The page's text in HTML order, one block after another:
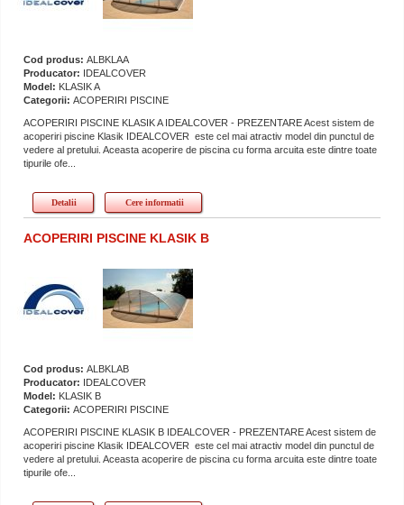
Cod produs: ALBKLAA
Producator: IDEALCOVER
Model: KLASIK A
Categorii: ACOPERIRI PISCINE
ACOPERIRI PISCINE KLASIK A IDEALCOVER - PREZENTARE Acest sistem de
acoperiri piscine Klasik IDEALCOVER este cel mai atractiv model din punctul de
vedere al pretului. Aceasta acoperire de piscina cu forma arcuita este dintre toate
tipurile ofe...
Detalii Cere informatii
ACOPERIRI PISCINE KLASIK B
Cod produs: ALBKLAB
Producator: IDEALCOVER
Model: KLASIK B
Categorii: ACOPERIRI PISCINE
ACOPERIRI PISCINE KLASIK B IDEALCOVER - PREZENTARE Acest sistem de
acoperiri piscine Klasik IDEALCOVER este cel mai atractiv model din punctul de
vedere al pretului. Aceasta acoperire de piscina cu forma arcuita este dintre toate
tipurile ofe...